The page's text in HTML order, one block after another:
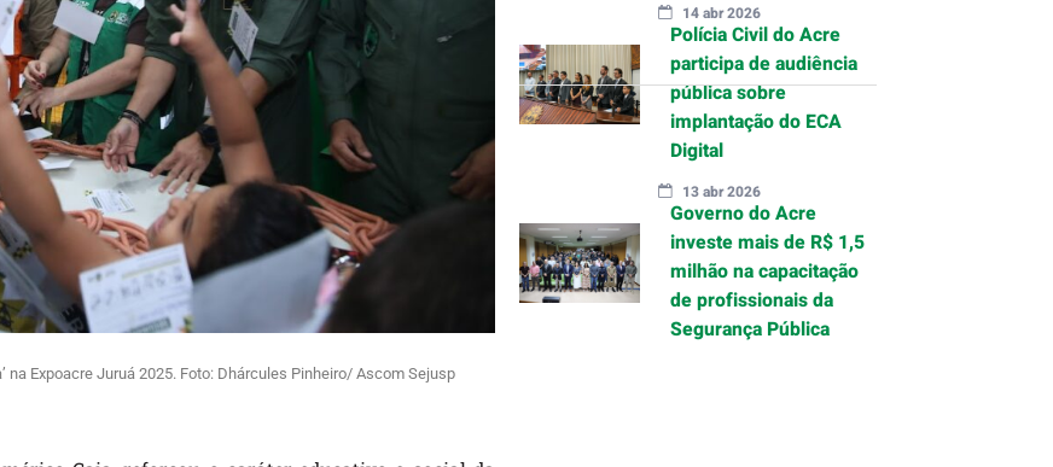
na Expoacre Juruá 2025. Foto: Dhárcules Pinheiro/ Ascom Sejusp
14 abr 2026
Polícia Civil do Acre
participa de audiência
pública sobre
implantação do ECA
Digital
13 abr 2026
Governo do Acre
investe mais de R$ 1,5
milhão na capacitação
de profissionais da
Segurança Pública